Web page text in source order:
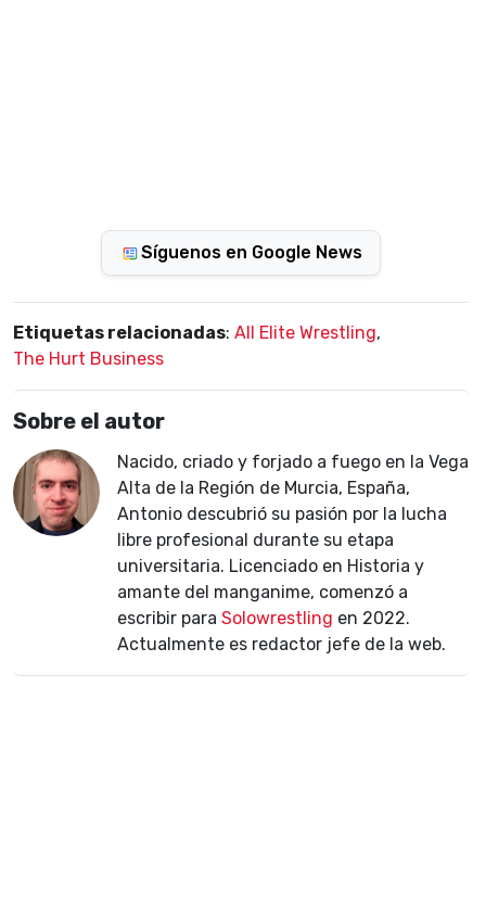
Síguenos en Google News
Etiquetas relacionadas: All Elite Wrestling,
The Hurt Business
Sobre el autor
Nacido, criado y forjado a fuego en la Vega
Alta de la Región de Murcia, España,
Antonio descubrió su pasión por la lucha
libre profesional durante su etapa
universitaria. Licenciado en Historia y
amante del manganime, comenzó a
escribir para Solowrestling en 2022.
Actualmente es redactor jefe de la web.